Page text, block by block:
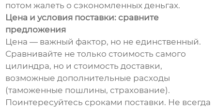
потом жалеть о сэкономленных деньгах.
Цена и условия поставки: сравните
предложения
Цена — важный фактор, но не единственный.
Сравнивайте не только стоимость самого
цилиндра, но и стоимость доставки,
возможные дополнительные расходы
(таможенные пошлины, страхование).
Поинтересуйтесь сроками поставки. Не всегда